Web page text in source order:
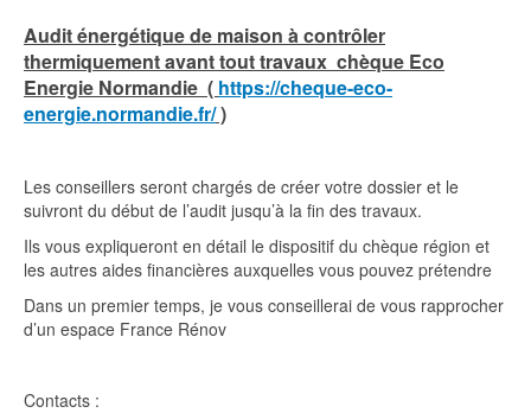
Audit énergétique de maison à contrôler
thermiquement avant tout travaux chèque Eco
Energie Normandie ( https://cheque-eco-
energie.normandie.fr/)
Les conseillers seront chargés de créer votre dossier et le
suivront du début de l’audit jusqu’à la fin des travaux.
Ils vous expliqueront en détail le dispositif du chèque région et
les autres aides financières auxquelles vous pouvez prétendre
Dans un premier temps, je vous conseillerai de vous rapprocher
d’un espace France Rénov
Contacts :